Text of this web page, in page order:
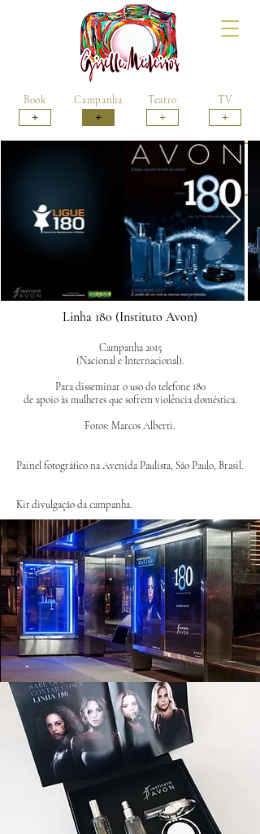
Book
+
Campanha
+
+
Teatro
TV
+
Linha 180 (Instituto Avon)
Campanha 2015
(Nacional e Internacional).
​Para disseminar o uso do telefone 180
de apoio às mulheres que sofrem violência doméstica.
Fotos: Marcos Alberti.
Painel fotográfico na Avenida Paulista, São Paulo, Brasil.
Kit divulgação da campanha.